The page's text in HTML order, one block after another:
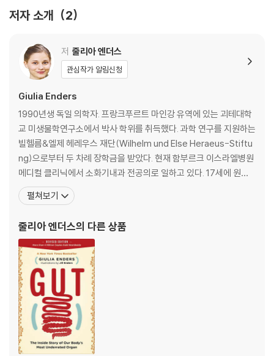
따라서 피로와 통증, 알레르기와 불안 같은 일상의 증상 역시 단순한 결함
자신의 몸을 이해하고 그 메시지를 스스로 해석할 수 있도록 이끈다.
지만, 역설적으로 몸에 대한 불안은 좀처럼 줄어들지 않는 시대다. 이 책은
관리와 통제의 언어 대신 이해와 연결의 시선을 제시한다. 장기들은 고립
되어 일하지 않으며 감정과 신체 역시 분리되지 않는다. 몸 전체의 작동 원
리를 이해하는 순간 우리는 증상에 끌려다니지 않고 삶의 균형을 스스로
조율해 가며, 보다 주체적이고 유연한 삶을 살아가게 된다.
이 책은 건강을 지키는 방법을 넘어 몸과 함께 살아가는 방식을 다시 생각
하게 하는 과학 교양서다. 자신의 몸이 보내는 신호를 읽고 일상의 리듬을
몸을 이해하는 일은 곧 나를 이해하는 일이며, 그 이해에서 새로운 삶의 방
향이 시작된다.
From the international bestselling author of Gut, an enter
taining and highly informative book about how the body’s
organs work in tandem to keep us as healthy as we can b
In a world that is becoming ever louder and more complex, so
저자 소개 2
저 줄리아 엔더스
관심작가 알림신청
Giulia Enders
1990년생 독일 의학자. 프랑크푸르트 마인강 유역에 있는 괴테대학
교 미생물학연구소에서 박사 학위를 취득했다. 과학 연구를 지원하는
빌헬름&엘제 헤레우스 재단(Wilhelm und Else Heraeus-Stiftu
ng)으로부터 두 차례 장학금을 받았다. 현재 함부르크 이스라엘병원
메디컬 클리닉에서 소화기내과 전공의로 일하고 있다. 17세에 원인
불명의 피부병을 앓으면서 장과 소화에 관심을 두기 시작했다. 2012
년 의대생 신분으로 베를린, 카를스루에, 프라이부르크에서 열린 독
등을 휩쓸었다. 이 과학강연은 유
펼쳐보기
줄리아 엔더스의 다른 상품